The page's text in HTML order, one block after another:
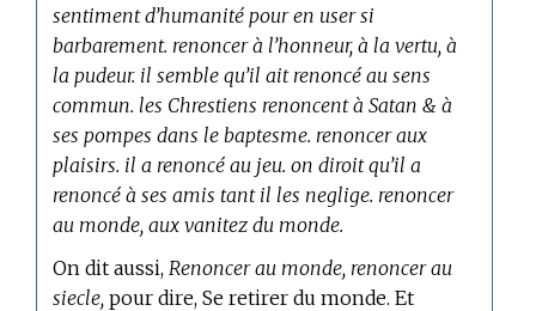
sentiment d’humanité pour en user si
barbarement. renoncer à l’honneur, à la vertu, à
la pudeur. il semble qu’il ait renoncé au sens
commun. les Chrestiens renoncent à Satan & à
ses pompes dans le baptesme. renoncer aux
plaisirs. il a renoncé au jeu. on diroit qu’il a
renoncé à ses amis tant il les neglige. renoncer
au monde, aux vanitez du monde.
On dit aussi, Renoncer au monde, renoncer au
siecle, pour dire, Se retirer du monde. Et